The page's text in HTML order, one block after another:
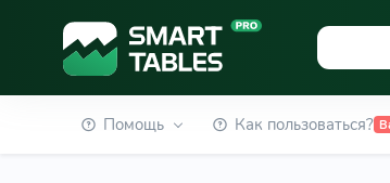
Помощь Как пользоваться?